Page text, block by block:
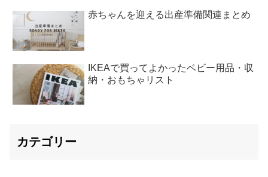
赤ちゃんを迎える出産準備関連まとめ
IKEAで買ってよかったベビー用品・収
納・おもちゃリスト
カテゴリー